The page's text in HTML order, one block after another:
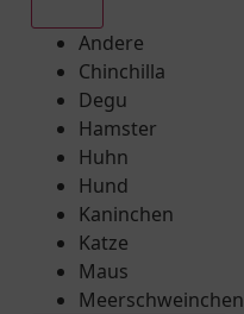
Andere
Chinchilla
Degu
Hamster
Huhn
Hund
Kaninchen
Katze
Maus
Meerschweinchen